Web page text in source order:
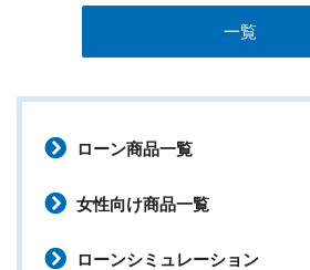
一覧
ローン商品一覧
女性向け商品一覧
ローンシミュレーション